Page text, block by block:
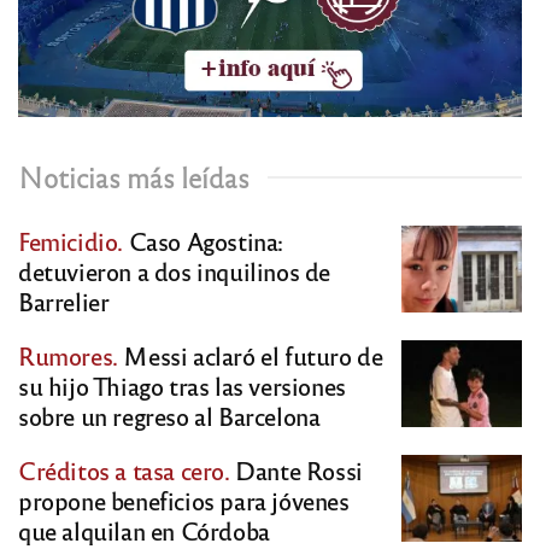
Noticias más leídas
Femicidio. Caso Agostina:
detuvieron a dos inquilinos de
Barrelier
Rumores. Messi aclaró el futuro de
su hijo Thiago tras las versiones
sobre un regreso al Barcelona
Créditos a tasa cero. Dante Rossi
propone beneficios para jóvenes
que alquilan en Córdoba